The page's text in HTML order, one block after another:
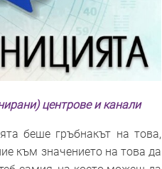
центрове и канали
беше гръбнакът на това,
към значението на това да